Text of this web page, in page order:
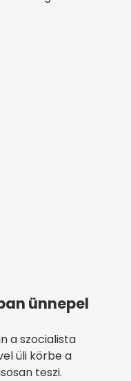
ünnepel
a szocialista
üli körbe a
teszi.